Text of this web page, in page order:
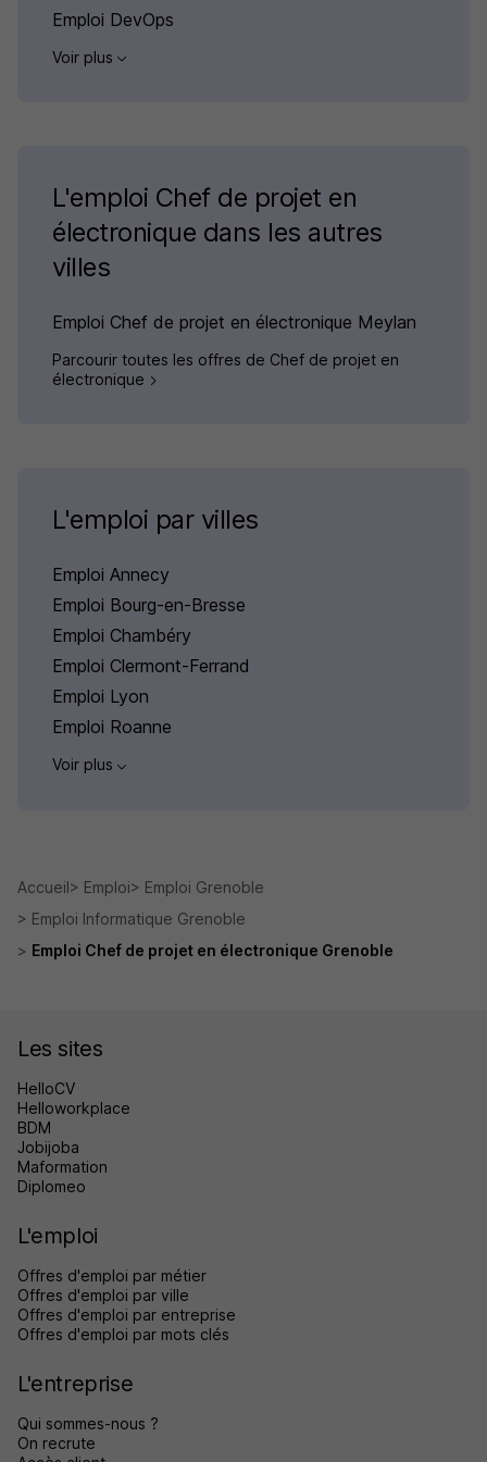
Emploi DevOps
Voir plus
L'emploi Chef de projet en
électronique dans les autres
villes
Emploi Chef de projet en électronique Meylan
Parcourir toutes les offres de Chef de projet en
électronique
L'emploi par villes
Emploi Annecy
Emploi Bourg-en-Bresse
Emploi Chambéry
Emploi Clermont-Ferrand
Emploi Lyon
Emploi Roanne
Voir plus
Accueil Emploi
Emploi Grenoble
Emploi Informatique Grenoble
Emploi Chef de projet en électronique Grenoble
Les sites
HelloCV
Helloworkplace
BDM
Jobijoba
Maformation
Diplomeo
L'emploi
Offres d'emploi par métier
Offres d'emploi par ville
Offres d'emploi par entreprise
Offres d'emploi par mots clés
L'entreprise
Qui sommes-nous ?
On recrute